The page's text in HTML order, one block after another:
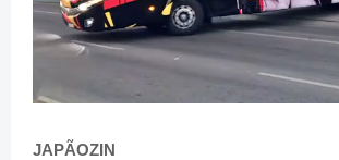
JAPÃOZIN